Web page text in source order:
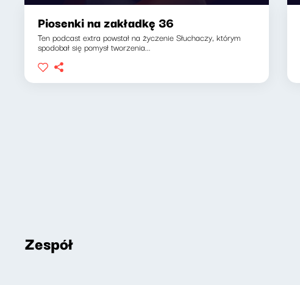
Piosenki na zakładkę 36
Ten podcast extra powstał na życzenie Słuchaczy, którym
spodobał się pomysł tworzenia...
Zespół